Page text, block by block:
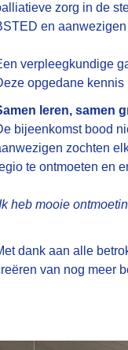
zorg in de
en
verpleegkundige
opgedane
leren, samen
bijeenkomst bood
zochten
te ontmoeten en
heb mooie
dank aan alle
van nog meer